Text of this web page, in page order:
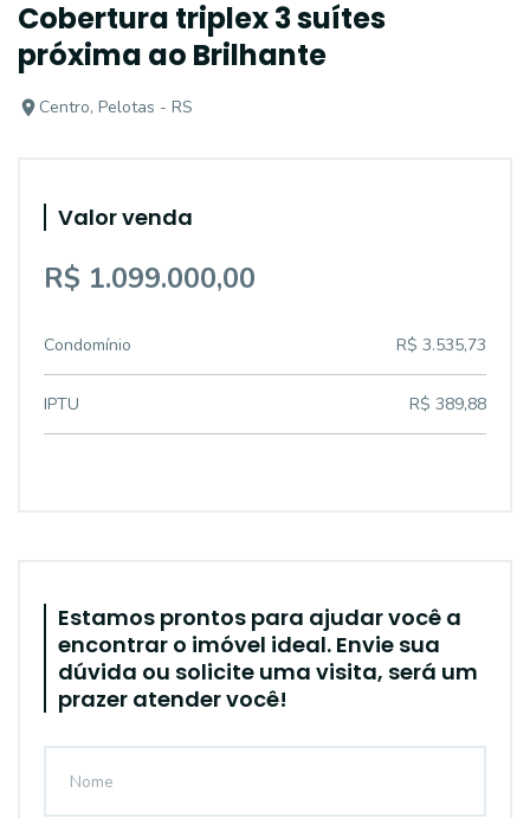
Cobertura triplex 3 suítes
próxima ao Brilhante
Centro, Pelotas - RS
Valor venda
R$ 1.099.000,00
Condomínio R$ 3.535,73
IPTU R$ 389,88
Estamos prontos para ajudar você a
encontrar o imóvel ideal. Envie sua
dúvida ou solicite uma visita, será um
prazer atender você!